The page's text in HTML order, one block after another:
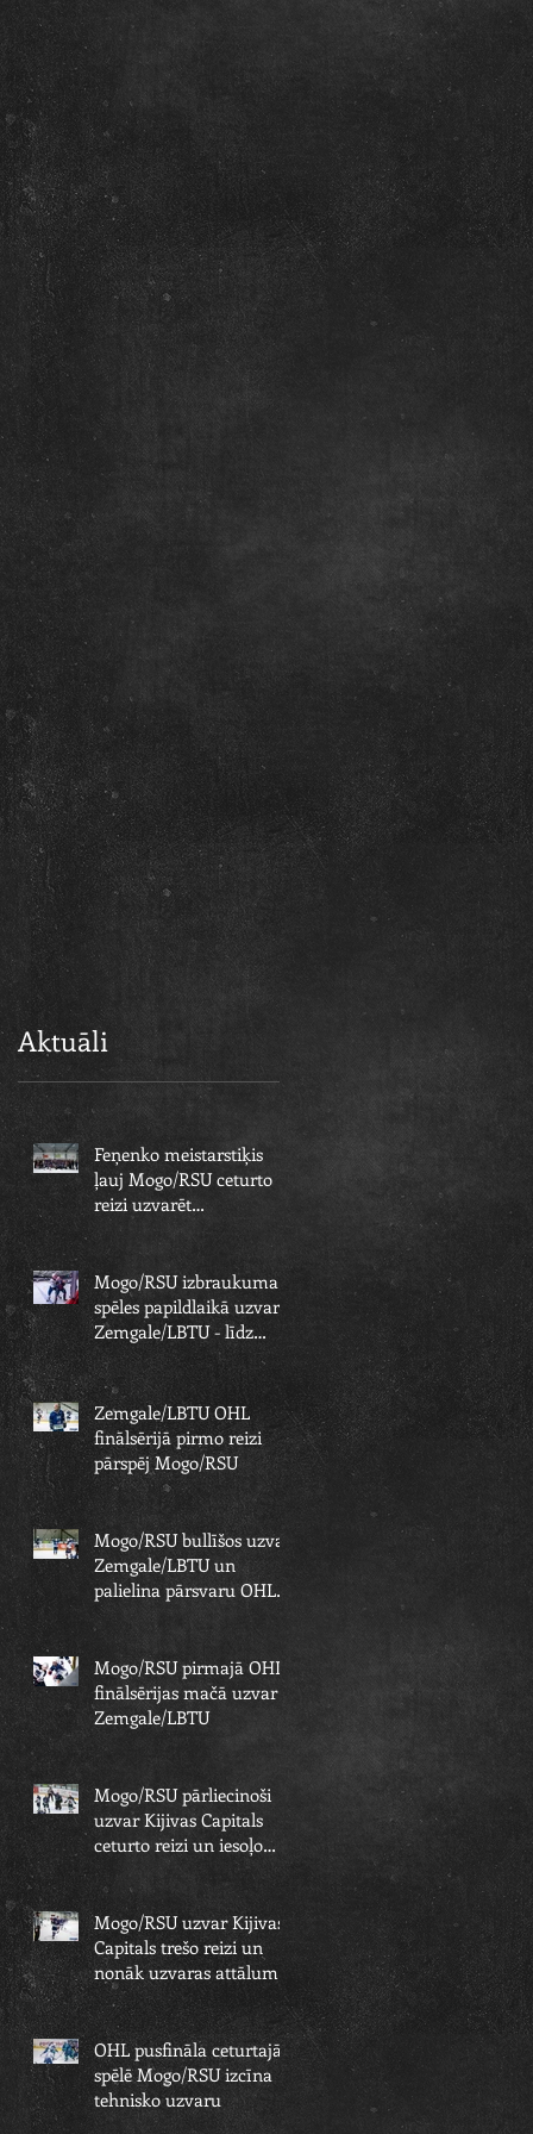
Aktuāli
Feņenko meistarstiķis
ļauj Mogo/RSU ceturto
reizi uzvarēt
Zemgale/LBTU un izcīnīt
piekto čempionu
Mogo/RSU izbraukuma
spēles papildlaikā uzvar
Zemgale/LBTU - līdz
čempionu titulam paliek
viens solis
Zemgale/LBTU OHL
finālsērijā pirmo reizi
pārspēj Mogo/RSU
Mogo/RSU bullīšos uzvar
Zemgale/LBTU un
palielina pārsvaru OHL
Mogo/RSU pirmajā OHL
finālsērijas mačā uzvar
Zemgale/LBTU
Mogo/RSU pārliecinoši
uzvar Kijivas Capitals
ceturto reizi un iesoļo
OHL finālā
Mogo/RSU uzvar Kijivas
Capitals trešo reizi un
nonāk uzvaras attālumā
no OHL fināla
OHL pusfināla ceturtajā
spēlē Mogo/RSU izcīna
tehnisko uzvaru